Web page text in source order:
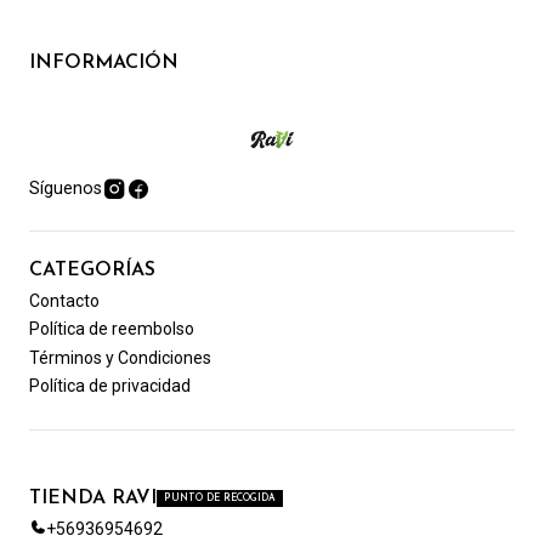
INFORMACIÓN
Síguenos
CATEGORÍAS
Contacto
Política de reembolso
Términos y Condiciones
Política de privacidad
TIENDA RAVI PUNTO DE RECOGIDA
+56936954692